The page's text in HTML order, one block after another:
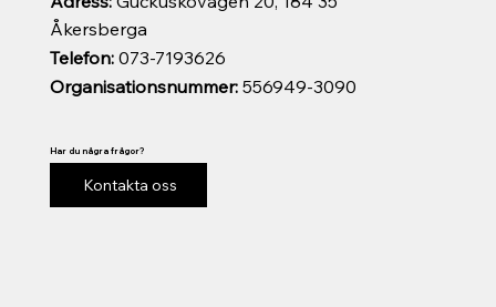
Organisationsnummer:556949-3090
Telefon:073-7193626
Åkersberga
Har du några frågor?
Kontakta oss